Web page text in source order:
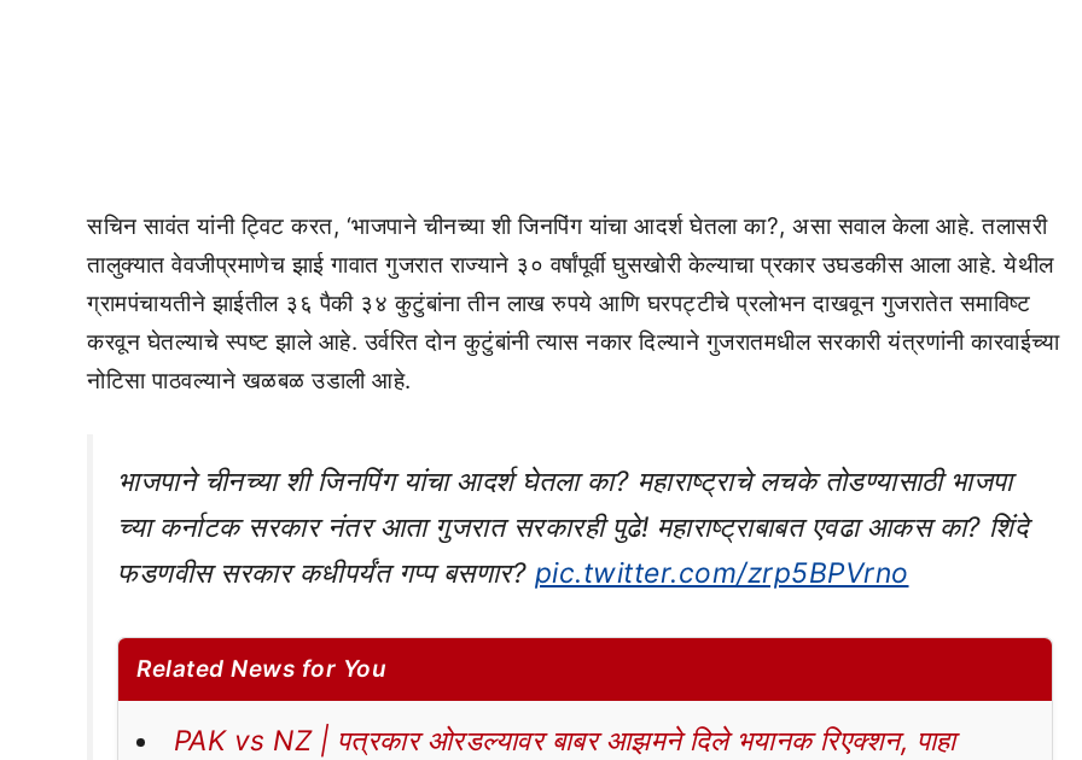
सचिन सावंत यांनी ट्विट करत, ‘भाजपाने चीनच्या शी जिनपिंग यांचा आदर्श घेतला का?, असा सवाल केला आहे. तलासरी
तालुक्यात वेवजीप्रमाणेच झाई गावात गुजरात राज्याने ३० वर्षांपूर्वी घुसखोरी केल्याचा प्रकार उघडकीस आला आहे. येथील
ग्रामपंचायतीने झाईतील ३६ पैकी ३४ कुटुंबांना तीन लाख रुपये आणि घरपट्टीचे प्रलोभन दाखवून गुजरातेत समाविष्ट
करवून घेतल्याचे स्पष्ट झाले आहे. उर्वरित दोन कुटुंबांनी त्यास नकार दिल्याने गुजरातमधील सरकारी यंत्रणांनी कारवाईच्या
नोटिसा पाठवल्याने खळबळ उडाली आहे.
भाजपाने चीनच्या शी जिनपिंग यांचा आदर्श घेतला का? महाराष्ट्राचे लचके तोडण्यासाठी भाजपा
च्या कर्नाटक सरकार नंतर आता गुजरात सरकारही पुढे! महाराष्ट्राबाबत एवढा आकस का? शिंदे
फडणवीस सरकार कधीपर्यंत गप्प बसणार? pic.twitter.com/zrp5BPVrno
Related News for You
PAK vs NZ | पत्रकार ओरडल्यावर बाबर आझमने दिले भयानक रिएक्शन, पाहा